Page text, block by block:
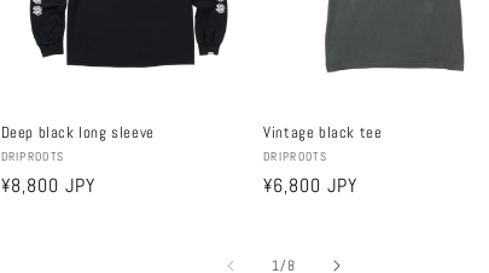
Deep black long sleeve
ผู้
ขาย:
DRIPROOTS
ราคา
¥8,800 JPY
Vintage black tee
ผู้
ขาย:
DRIPROOTS
ราคา
¥6,800 JPY
1/จาก
8